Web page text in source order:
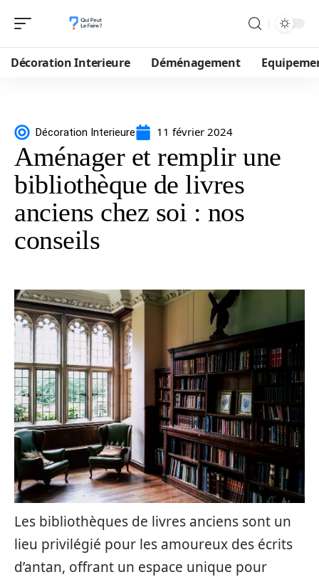
Décoration Interieure Déménagement
Décoration Interieure 11 février 2024
Aménager et remplir une
bibliothèque de livres
anciens chez soi : nos
conseils
Les bibliothèques de livres anciens sont un
lieu privilégié pour les amoureux des écrits
d’antan, offrant un espace unique pour